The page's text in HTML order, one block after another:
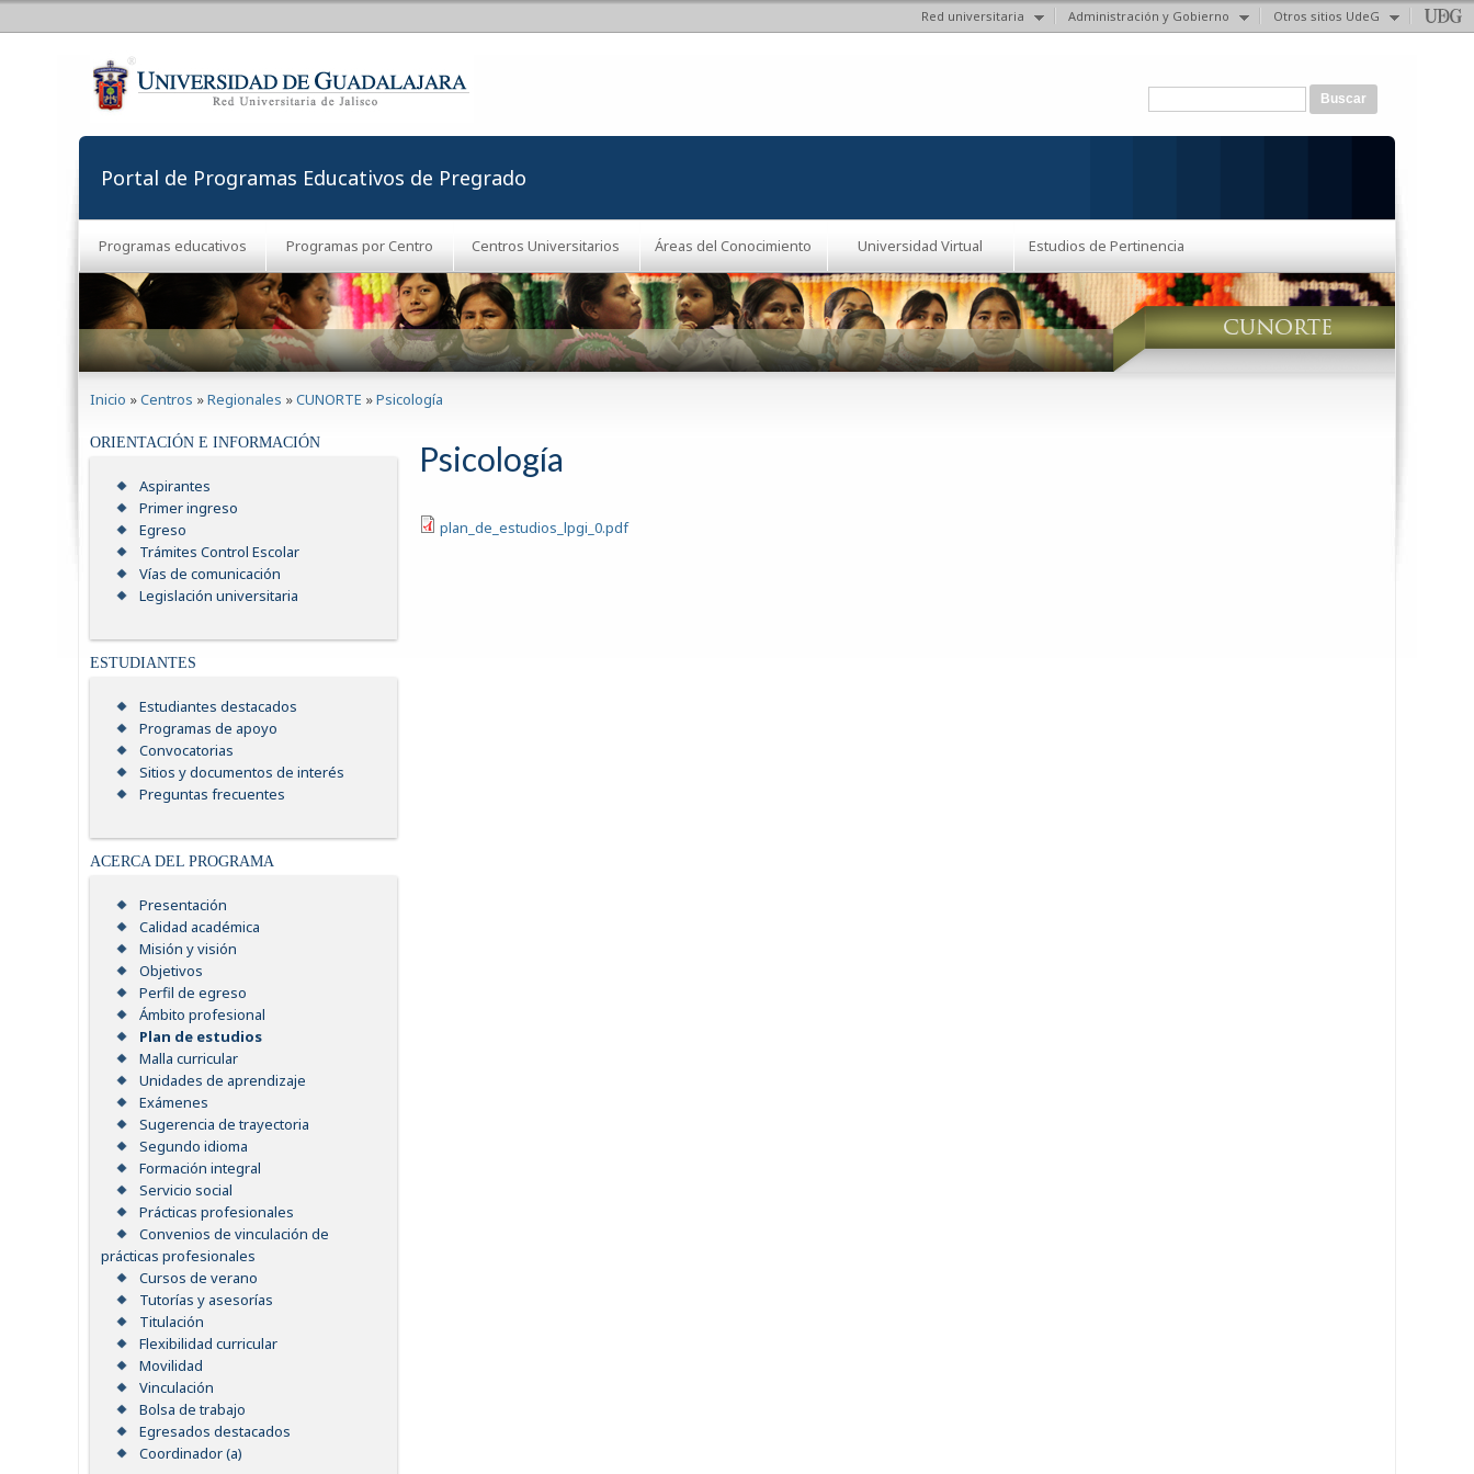
Red universitaria Administración y Gobierno Otros sitios UdeG
Formulario de búsqueda
Portal de Programas Educativos de Pregrado
Programas educativos Programas por Centro Centros Universitarios Áreas del Conocimiento Universidad Virtual Estudios de Pertinencia
Inicio »Centros »Regionales »CUNORTE »Psicología
ORIENTACIÓN E INFORMACIÓN
Aspirantes
Primer ingreso
Egreso
Trámites Control Escolar
Vías de comunicación
Legislación universitaria
ESTUDIANTES
Estudiantes destacados
Programas de apoyo
Convocatorias
Sitios y documentos de interés
Preguntas frecuentes
ACERCA DEL PROGRAMA
Presentación
Calidad académica
Misión y visión
Objetivos
Perfil de egreso
Ámbito profesional
Plan de estudios
Malla curricular
Unidades de aprendizaje
Exámenes
Sugerencia de trayectoria
Segundo idioma
Formación integral
Servicio social
Prácticas profesionales
Convenios de vinculación de
prácticas profesionales
Cursos de verano
Tutorías y asesorías
Titulación
Flexibilidad curricular
Movilidad
Vinculación
Bolsa de trabajo
Egresados destacados
Coordinador (a)
Psicología
plan_de_estudios_lpgi_0.pdf